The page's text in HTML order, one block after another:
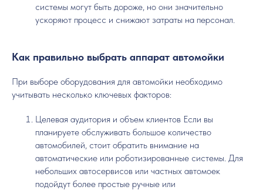
системы могут быть дороже, но они значительно
ускоряют процесс и снижают затраты на персонал.
Как правильно выбрать аппарат автомойки
При выборе оборудования для автомойки необходимо
учитывать несколько ключевых факторов:
Целевая аудитория и объем клиентов Если вы
планируете обслуживать большое количество
автомобилей, стоит обратить внимание на
автоматические или роботизированные системы. Для
небольших автосервисов или частных автомоек
подойдут более простые ручные или